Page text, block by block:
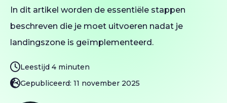
In dit artikel worden de essentiële stappen
beschreven die je moet uitvoeren nadat je
landingszone is geïmplementeerd.
Leestijd 4 minuten
Gepubliceerd: 11 november 2025